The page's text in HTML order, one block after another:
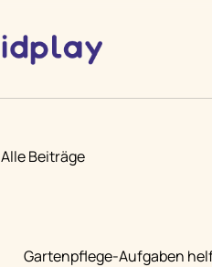
Alle Beiträge
Gartenpflege-Aufgaben